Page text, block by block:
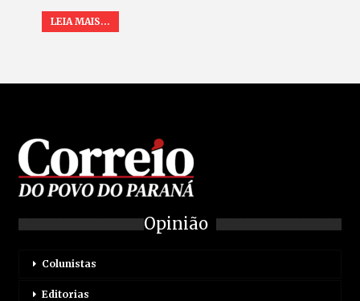
LEIA MAIS...
Opinião
Colunistas
Editorias